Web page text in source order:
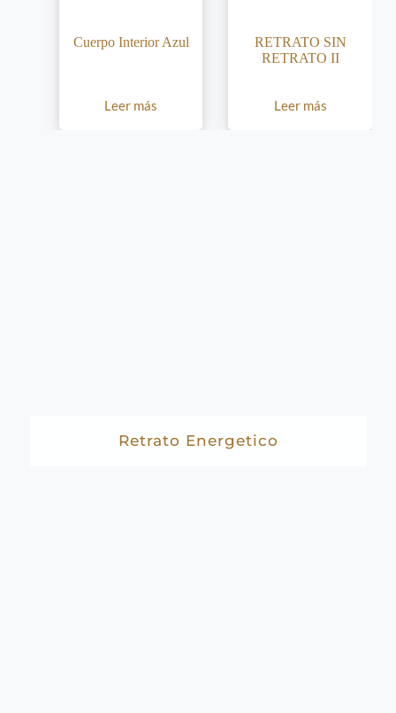
Cuerpo Interior Azul
Leer más
RETRATO SIN
RETRATO II
Leer más
Retrato Energetico